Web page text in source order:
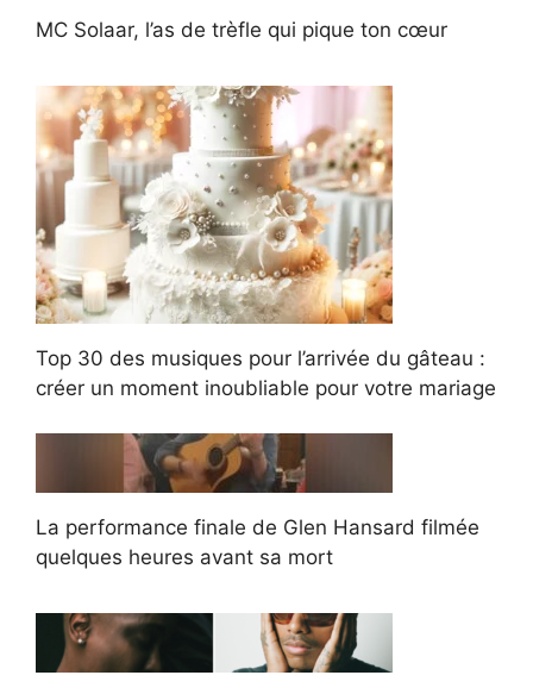
MC Solaar, l’as de trèfle qui pique ton cœur
Top 30 des musiques pour l’arrivée du gâteau :
créer un moment inoubliable pour votre mariage
La performance finale de Glen Hansard filmée
quelques heures avant sa mort